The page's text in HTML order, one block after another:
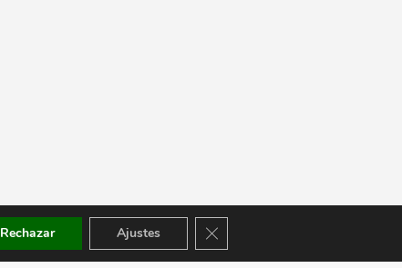
Rechazar Ajustes Cerrar el banner de cookies RGPD